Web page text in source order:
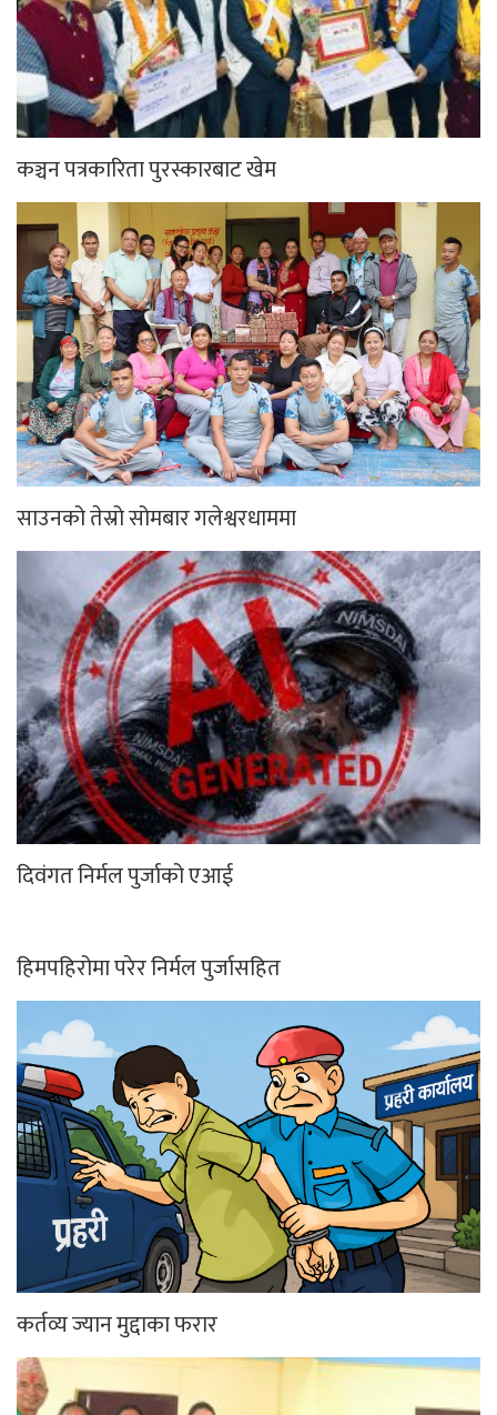
कञ्चन पत्रकारिता पुरस्कारबाट खेम
साउनको तेस्रो सोमबार गलेश्वरधाममा
दिवंगत निर्मल पुर्जाको एआई
हिमपहिरोमा परेर निर्मल पुर्जासहित
कर्तव्य ज्यान मुद्दाका फरार